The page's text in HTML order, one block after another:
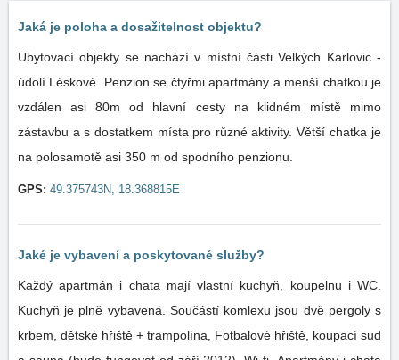
Jaká je poloha a dosažitelnost objektu?
Ubytovací objekty se nachází v místní části Velkých Karlovic -
údolí Léskové. Penzion se čtyřmi apartmány a menší chatkou je
vzdálen asi 80m od hlavní cesty na klidném místě mimo
zástavbu a s dostatkem místa pro různé aktivity. Větší chatka je
na polosamotě asi 350 m od spodního penzionu.
GPS: 49.375743N, 18.368815E
Jaké je vybavení a poskytované služby?
Každý apartmán i chata mají vlastní kuchyň, koupelnu i WC.
Kuchyň je plně vybavená. Součástí komlexu jsou dvě pergoly s
krbem, dětské hřiště + trampolína, Fotbalové hřiště, koupací sud